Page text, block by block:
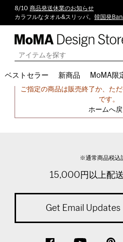
8/10 商品発送休業のお知らせ
カラフルなタオル&スリッパ。 韓国発
ベストセラー 新商品 MoMA限
申し訳ございま
ご指定の商品は販売終了か、た
です。
ホームへ
※通常商品税込
15,000円以上配
Get Email Updates